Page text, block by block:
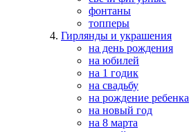
фонтаны
топперы
Гирлянды и украшения
на день рождения
на юбилей
на 1 годик
на свадьбу
на рождение ребенка
на новый год
на 8 марта